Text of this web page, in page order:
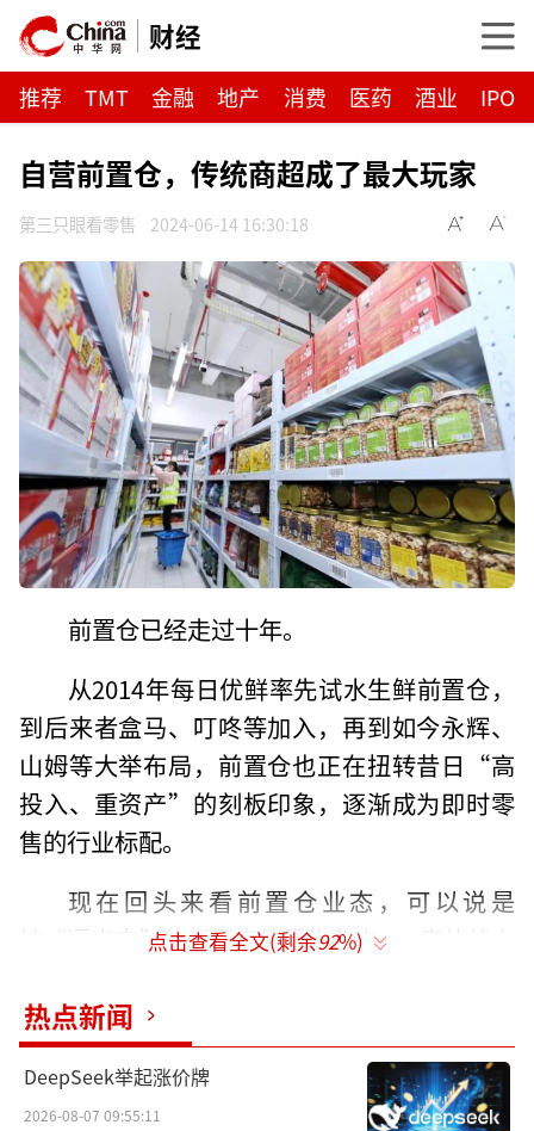
财经
推荐 TMT 金融 地产 消费 医药 酒业 IPO
自营前置仓，传统商超成了最大玩家
第三只眼看零售 2024-06-14 16:30:18
前置仓已经走过十年。
从2014年每日优鲜率先试水生鲜前置仓，
到后来者盒马、叮咚等加入，再到如今永辉、
山姆等大举布局，前置仓也正在扭转昔日“高
投入、重资产”的刻板印象，逐渐成为即时零
售的行业标配。
现在回头来看前置仓业态，可以说是
被“逼出来”的新型实体零售业态——实体线上
0分钟即时达的需求，以互联网公司为代表的先
行者只能下场自建自营，以努力跑通商业模
式。
点击查看全文(剩余92%)
热点新闻
DeepSeek举起涨价牌
2026-08-07 09:55:11